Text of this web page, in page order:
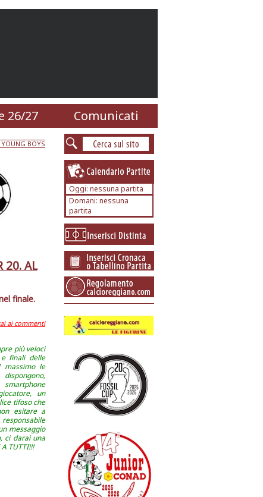
26/27 Comunicati
BOYS
20. AL
finale.
ai commenti
più veloci
finali delle
massimo le
un
tifoso che
esitare a
messaggio
ci darai una
TUTTI!!!
Oggi: nessuna partita
Domani: nessuna
partita